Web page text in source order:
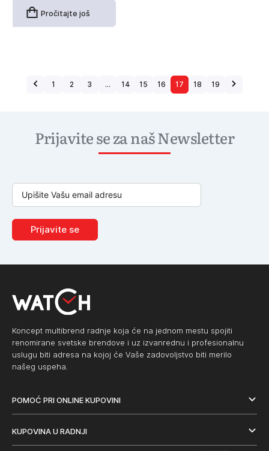
Pročitajte još
1 2 3 … 14 15 16 17 18 19
Prijavite se za naš Newsletter
Prijavite se
Koncept multibrend radnje koja će na jednom mestu spojiti
renomirane svetske brendove i uz izvanrednu i profesionalnu
uslugu biti adresa na kojoj će Vaše zadovoljstvo biti merilo
našeg uspeha.
POMOĆ PRI ONLINE KUPOVINI
KUPOVINA U RADNJI